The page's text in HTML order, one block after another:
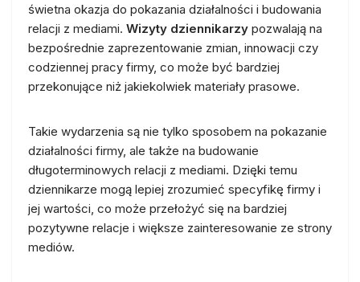
świetna okazja do pokazania działalności i budowania
relacji z mediami. Wizyty dziennikarzy pozwalają na
bezpośrednie zaprezentowanie zmian, innowacji czy
codziennej pracy firmy, co może być bardziej
przekonujące niż jakiekolwiek materiały prasowe.
Takie wydarzenia są nie tylko sposobem na pokazanie
działalności firmy, ale także na budowanie
długoterminowych relacji z mediami. Dzięki temu
dziennikarze mogą lepiej zrozumieć specyfikę firmy i
jej wartości, co może przełożyć się na bardziej
pozytywne relacje i większe zainteresowanie ze strony
mediów.